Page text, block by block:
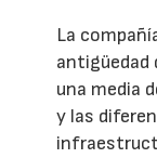
La
antigüedad
una media
y las